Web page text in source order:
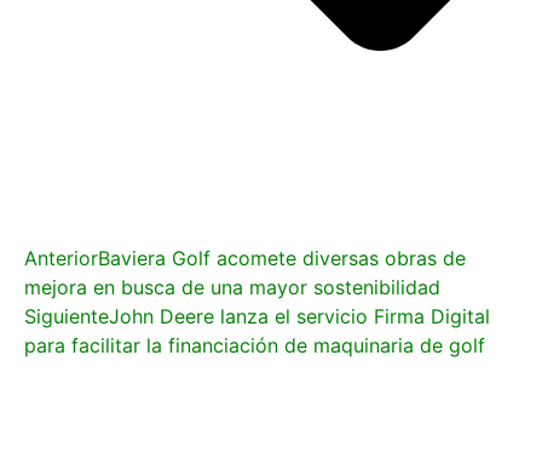
AnteriorBaviera Golf acomete diversas obras de
mejora en busca de una mayor sostenibilidad
SiguienteJohn Deere lanza el servicio Firma Digital
para facilitar la financiación de maquinaria de golf